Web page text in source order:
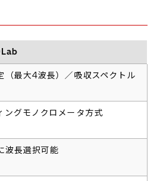
（最大4波長）／吸収スペクトル
ングモノクロメータ方式
波長選択可能